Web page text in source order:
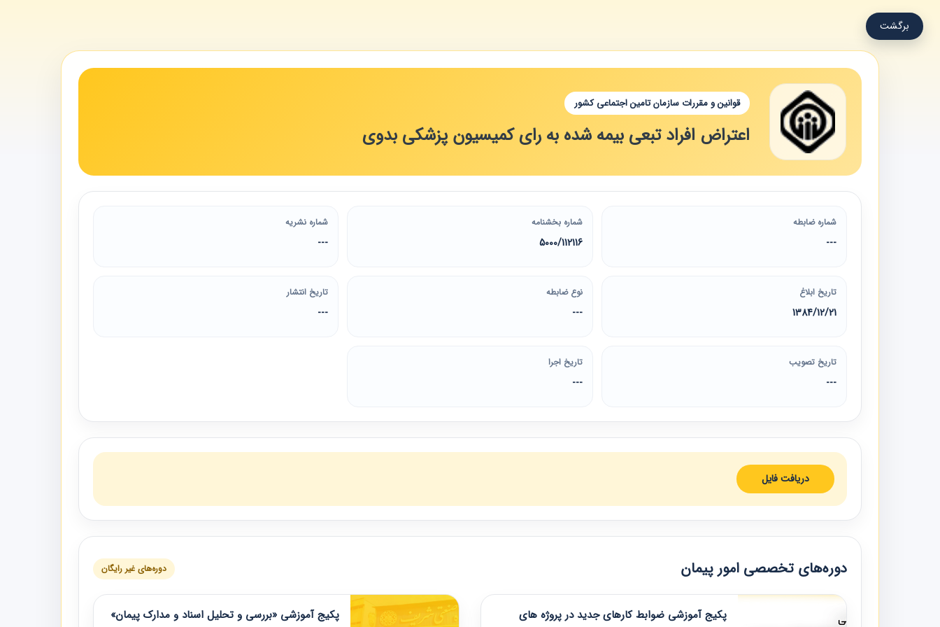
برگشت
قوانین و مقررات سازمان تامین اجتماعی کشور
اعتراض افراد تبعی بیمه شده به رای کمیسیون پزشکی بدوی
شماره ضابطه
---
شماره بخشنامه
5000/112116
شماره نشریه
---
تاریخ ابلاغ
1384/12/21
نوع ضابطه
---
تاریخ انتشار
---
تاریخ تصویب
---
تاریخ اجرا
---
دریافت فایل
دوره‌های تخصصی امور پیمان دوره‌های غیر رایگان
پکیج آموزشی ضوابط کارهای جدید در پروژه های
پکیج آموزشی «بررسی و تحلیل اسناد و مدارک پیمان»